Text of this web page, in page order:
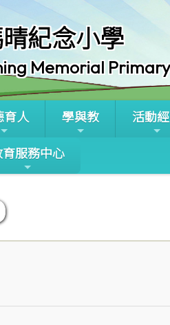
紀念小學
Memorial
育人 學與教 活動
服務中心